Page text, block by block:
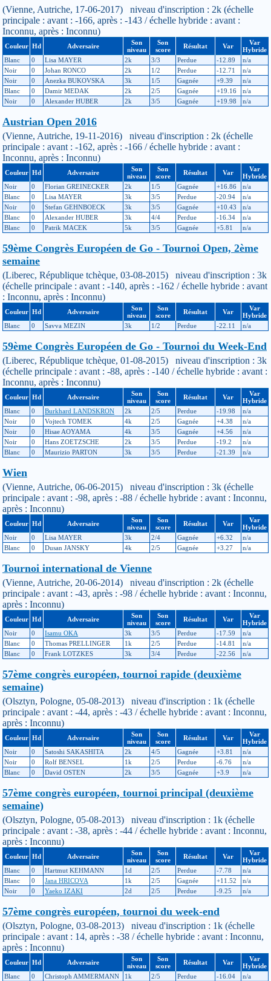
(Vienne, Autriche, 17-06-2017) niveau d'inscription : 2k (échelle
principale : avant : -166, après : -143 / échelle hybride : avant :
Inconnu, après : Inconnu)
Couleur Hd Adversaire
Son
niveau
Son
score
Résultat Var
Var
Hybride
Blanc
0 Lisa MAYER 2k 3/3 Perdue -12.89
n/a
Noir
0 Johan RONCO 2k 1/2 Perdue -12.71
n/a
Noir
0 Anezka BUKOVSKA 3k 1/5 Gagnée +9.39
n/a
Blanc
0 Damir MEDAK 2k 2/5 Gagnée +19.16
n/a
Noir
0 Alexander HUBER 2k 3/5 Gagnée +19.98 n/a
Austrian Open 2016
(Vienne, Autriche, 19-11-2016) niveau d'inscription : 2k (échelle
principale : avant : -162, après : -166 / échelle hybride : avant :
Inconnu, après : Inconnu)
Couleur Hd Adversaire
Son
niveau
Son
score
Résultat Var
Var
Hybride
Noir
0 Florian GREINECKER 2k 1/5 Gagnée +16.86
n/a
Blanc
0 Lisa MAYER 3k 3/5 Perdue -20.94
n/a
Noir
0 Stefan GEHNBOECK 3k 3/5 Gagnée +10.43
n/a
Blanc
0 Alexander HUBER 3k 4/4 Perdue -16.34
n/a
Blanc
0 Patrik MACEK 5k 3/5 Gagnée +5.81 n/a
59ème Congrès Européen de Go - Tournoi Open, 2ème
semaine
(Liberec, République tchèque, 03-08-2015) niveau d'inscription : 3k
(échelle principale : avant : -140, après : -162 / échelle hybride : avant
: Inconnu, après : Inconnu)
Couleur Hd Adversaire
Son
niveau
Son
score
Résultat Var
Var
Hybride
Blanc
0 Savva MEZIN 3k 1/2 Perdue -22.11 n/a
59ème Congrès Européen de Go - Tournoi du Week-End
(Liberec, République tchèque, 01-08-2015) niveau d'inscription : 3k
(échelle principale : avant : -88, après : -140 / échelle hybride : avant :
Inconnu, après : Inconnu)
Couleur Hd Adversaire
Son
niveau
Son
score
Résultat Var
Var
Hybride
Blanc
0 Burkhard LANDSKRON 2k 2/5 Perdue -19.98
n/a
Noir
0 Vojtech TOMEK 4k 2/5 Gagnée +4.38
n/a
Noir
0 Hisae AOYAMA 4k 3/5 Gagnée +4.56
n/a
Noir
0 Hans ZOETZSCHE 2k 3/5 Perdue -19.2
n/a
Blanc
0 Maurizio PARTON 3k 3/5 Perdue -21.39 n/a
Wien
(Vienne, Autriche, 06-06-2015) niveau d'inscription : 3k (échelle
principale : avant : -98, après : -88 / échelle hybride : avant : Inconnu,
après : Inconnu)
Couleur Hd Adversaire
Son
niveau
Son
score
Résultat Var
Var
Hybride
Noir
0 Lisa MAYER 3k 2/4 Gagnée +6.32
n/a
Blanc
0 Dusan JANSKY 4k 2/5 Gagnée +3.27 n/a
Tournoi international de Vienne
(Vienne, Autriche, 20-06-2014) niveau d'inscription : 2k (échelle
principale : avant : -43, après : -98 / échelle hybride : avant : Inconnu,
après : Inconnu)
Couleur Hd Adversaire
Son
niveau
Son
score
Résultat Var
Var
Hybride
Noir
0 Isamu OKA 3k 3/5 Perdue -17.59
n/a
Blanc
0 Thomas PRELLINGER 1k 2/5 Perdue -14.81
n/a
Blanc
0 Frank LOTZKES 3k 3/4 Perdue -22.56 n/a
57ème congrès européen, tournoi rapide (deuxième
semaine)
(Olsztyn, Pologne, 05-08-2013) niveau d'inscription : 1k (échelle
principale : avant : -44, après : -43 / échelle hybride : avant : Inconnu,
après : Inconnu)
Couleur Hd Adversaire
Son
niveau
Son
score
Résultat Var
Var
Hybride
Noir
0 Satoshi SAKASHITA 2k 4/5 Gagnée +3.81
n/a
Noir
0 Rolf BENSEL 1k 2/5 Perdue -6.76
n/a
Blanc
0 David OSTEN 2k 3/5 Gagnée +3.9 n/a
57ème congrès européen, tournoi principal (deuxième
semaine)
(Olsztyn, Pologne, 05-08-2013) niveau d'inscription : 1k (échelle
principale : avant : -38, après : -44 / échelle hybride : avant : Inconnu,
après : Inconnu)
Couleur Hd Adversaire
Son
niveau
Son
score
Résultat Var
Var
Hybride
Blanc
0 Hartmut KEHMANN 1d 2/5 Perdue -7.78
n/a
Blanc
0 Jana HRICOVA 1k 2/5 Gagnée +11.52
n/a
Noir
0 Yaeko IZAKI 2d 2/5 Perdue -9.25 n/a
57ème congrès européen, tournoi du week-end
(Olsztyn, Pologne, 03-08-2013) niveau d'inscription : 1k (échelle
principale : avant : 14, après : -38 / échelle hybride : avant : Inconnu,
après : Inconnu)
Couleur Hd Adversaire
Son
niveau
Son
score
Résultat Var
Var
Hybride
Blanc
0 Christoph AMMERMANN 1k 2/5 Perdue -16.04
n/a